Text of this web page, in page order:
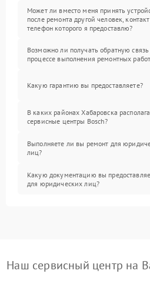
Может ли вместо меня принять
после ремонта другой человек,
телефон которого я предоставлю?
Возможно ли получать обратную связь
процессе выполнения ремонтных
Какую гарантию вы предоставляете?
В каких районах Хабаровска
сервисные центры Bosch?
Выполняете ли вы ремонт для
лиц?
Какую документацию вы
для юридических лиц?
Наш сервисный центр на